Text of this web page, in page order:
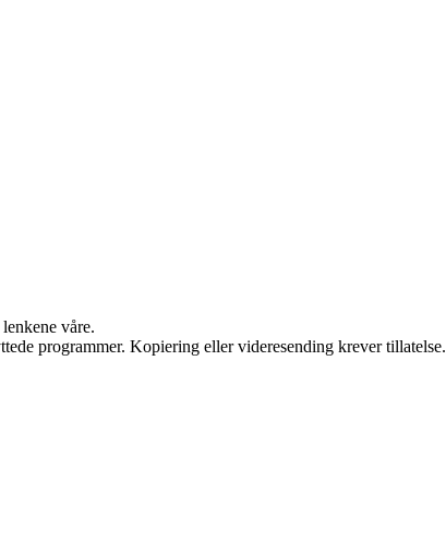
våre.
programmer. Kopiering eller videresending krever tillatelse.